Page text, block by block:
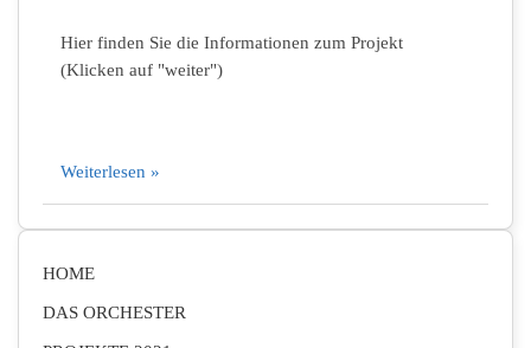
Hier finden Sie die Informationen zum Projekt
(Klicken auf "weiter")
Weiterlesen »
HOME
DAS ORCHESTER